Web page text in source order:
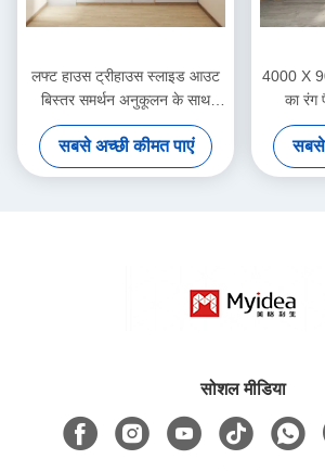
लफ्ट हाउस ट्रीहाउस स्लाइड आउट
बिस्तर समर्थन अनुकूलन के साथ
अपना स्वयं का बंक बिस्तर बनाएं
सबसे अच्छी कीमत पाएं
4000 X
का रंग
सबसे
सोशल मीडिया